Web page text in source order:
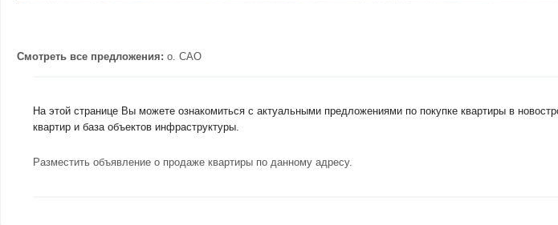
Смотреть все предложения: о. САО
На этой странице Вы можете ознакомиться с актуальными предложениями по покупке квартиры в
квартир и база объектов инфраструктуры.
Разместить объявление о продаже квартиры по данному адресу.